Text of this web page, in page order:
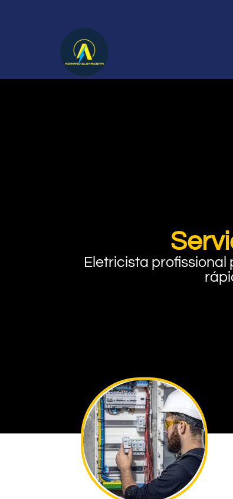
Eletricista